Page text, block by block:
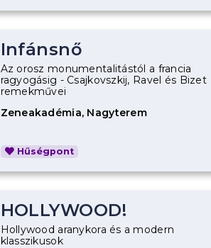
Infánsnő
Az orosz monumentalitástól a francia
ragyogásig - Csajkovszkij, Ravel és Bizet
remekművei
Zeneakadémia, Nagyterem
Hűségpont
HOLLYWOOD!
Hollywood aranykora és a modern
klasszikusok